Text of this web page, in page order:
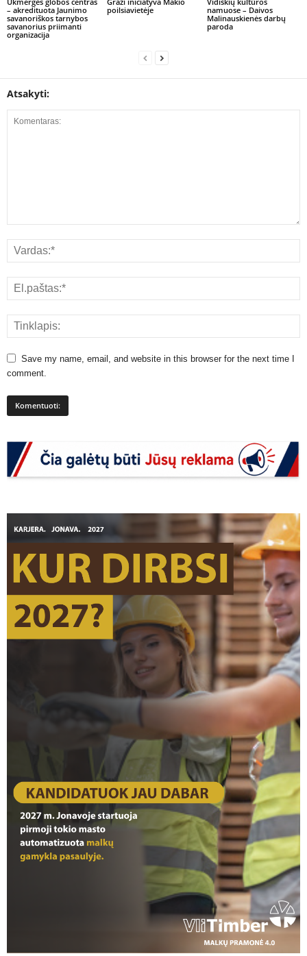
– akredituota Jaunimo
savanoriškos tarnybos
savanorius priimanti
organizacija
poilsiavietėje
namuose – Daivos
Malinauskienės darbų
paroda
Atsakyti:
Save my name, email, and website in this browser for the next time I
comment.